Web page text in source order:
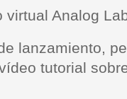
virtual Analog
lanzamiento,
tutorial